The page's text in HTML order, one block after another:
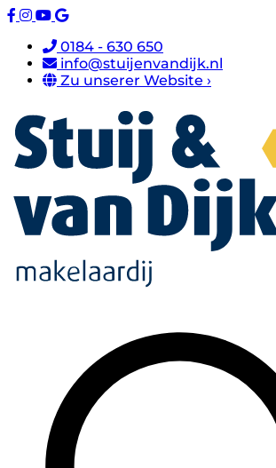
0184 - 630 650
info@stuijenvandijk.nl
Zu unserer Website ›